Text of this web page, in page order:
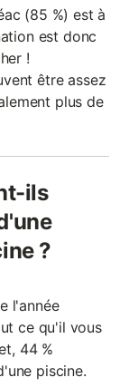
(85 %) est à
est donc
!
être assez
plus de
ils
?
l'année
ce qu'il vous
44 %
piscine.